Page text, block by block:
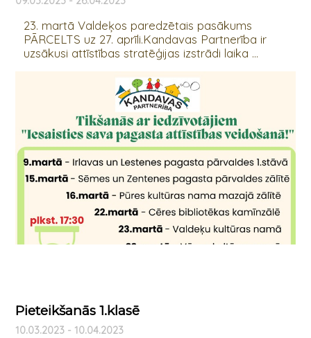
23. martā Valdeķos paredzētais pasākums
PĀRCELTS uz 27. aprīli.Kandavas Partnerība ir
uzsākusi attīstības stratēģijas izstrādi laika ...
Pieteikšanās 1.klasē
10.03.2023 - 10.04.2023